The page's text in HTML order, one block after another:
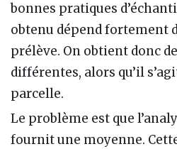
bonnes pratiques
obtenu dépend fortement
prélève. On obtient donc
différentes, alors qu’il
parcelle.
Le problème est que
fournit une moyenne.